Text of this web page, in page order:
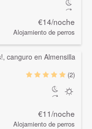
€14/noche
Alojamiento de perros
(2)
€11/noche
Alojamiento de perros